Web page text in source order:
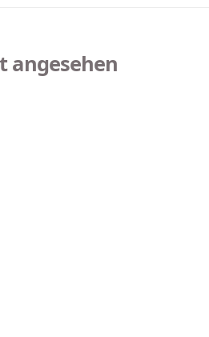
angesehen